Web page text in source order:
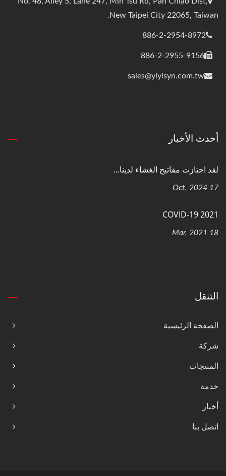
New Taipei City 22065, Taiwan.
886-2-2954-8972
886-2-2955-9156
sales@yiyisyn.com.tw
أحدث الأخبار
لقد اجتازت مفاتيح الغشاء لدينا...
17 Oct, 2024
COVID-19 2021
18 Mar, 2021
التنقل
الصفحة الرئيسية
شركة
المنتجات
خدمة
أخبار
اتصل بنا